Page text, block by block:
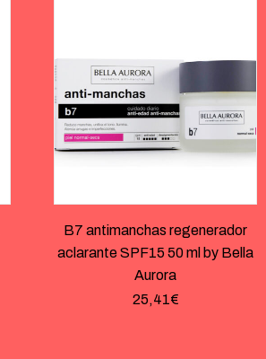
B7 antimanchas regenerador
aclarante SPF15 50 ml by Bella
Aurora
25,41€